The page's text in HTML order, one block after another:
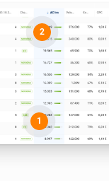
1
2